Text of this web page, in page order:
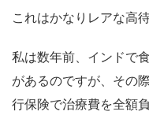
これはかなりレアな高
私は数年前、インドで
があるのですが、その
行保険で治療費を全額